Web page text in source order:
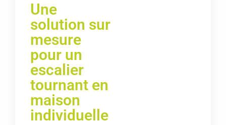
Une
solution sur
mesure
pour un
escalier
tournant en
maison
individuelle